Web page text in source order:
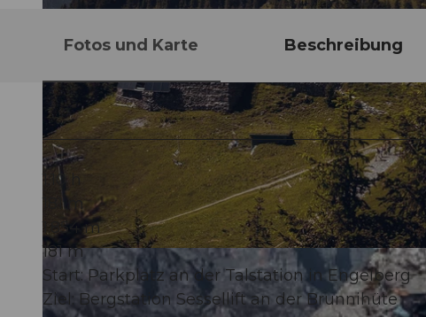
© Engelberg - Titlis Tourismus, Engelberg-Titlis Tourismus
Fotos und Karte Beschreibung
1:10 h
181 m
1.854 m
181 m
Start: Parkplatz an der Talstation in Engelberg
Ziel: Bergstation Sessellift an der Brunnihüte